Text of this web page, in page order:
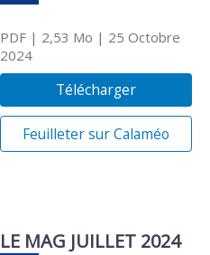
PDF| 2,53 Mo | 25 Octobre
2024
Télécharger
Feuilleter sur Calaméo
LE MAG JUILLET 2024